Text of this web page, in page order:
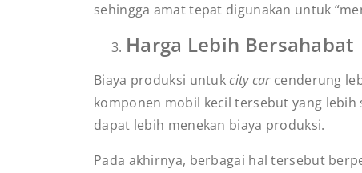
sehingga amat tepat digunakan untuk
Harga Lebih Bersahabat
Biaya produksi untukcity carcenderung
komponen mobil kecil tersebut yang lebih
dapat lebih menekan biaya produksi.
Pada akhirnya, berbagai hal tersebut